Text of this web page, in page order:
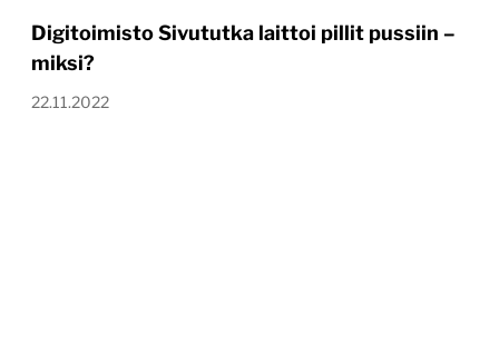
Digitoimisto Sivututka laittoi pillit pussiin –
miksi?
22.11.2022